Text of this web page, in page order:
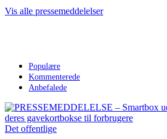
Vis alle pressemeddelelser
Populære
Kommenterede
Anbefalede
Det offentlige